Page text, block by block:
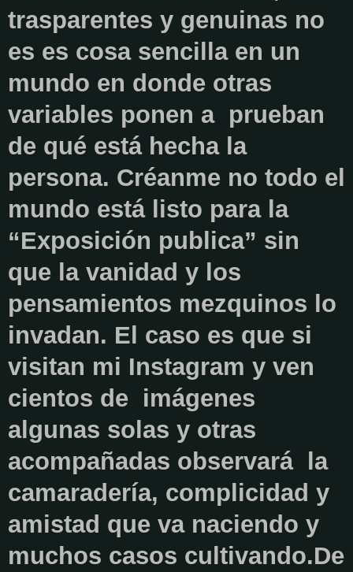
trasparentes y genuinas no
es es cosa sencilla en un
mundo en donde otras
variables ponen a prueban
de qué está hecha la
persona. Créanme no todo el
mundo está listo para la
“Exposición publica” sin
que la vanidad y los
pensamientos mezquinos lo
invadan. El caso es que si
visitan mi Instagram y ven
cientos de imágenes
algunas solas y otras
acompañadas observará la
camaradería, complicidad y
amistad que va naciendo y
muchos casos cultivando.De